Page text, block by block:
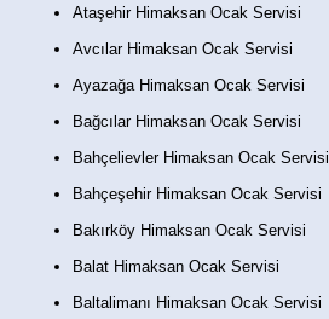
Ataşehir Himaksan Ocak Servisi
Avcılar Himaksan Ocak Servisi
Ayazağa Himaksan Ocak Servisi
Bağcılar Himaksan Ocak Servisi
Bahçelievler Himaksan Ocak Servisi
Bahçeşehir Himaksan Ocak Servisi
Bakırköy Himaksan Ocak Servisi
Balat Himaksan Ocak Servisi
Baltalimanı Himaksan Ocak Servisi